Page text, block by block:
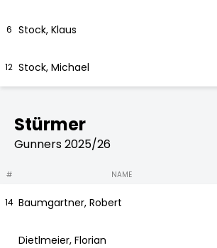
6 Stock, Klaus
12 Stock, Michael
Stürmer
Gunners 2025/26
# NAME
14 Baumgartner, Robert
Dietlmeier, Florian